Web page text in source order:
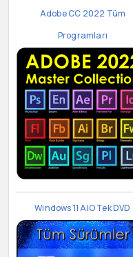
Adobe CC 2022 Tüm
Programları
Windows 11 AIO Tek DVD